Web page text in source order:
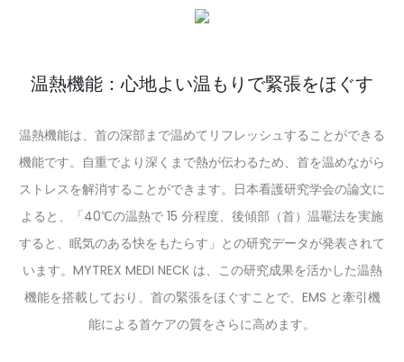
温熱機能：心地よい温もりで緊張をほぐす
温熱機能は、首の深部まで温めてリフレッシュすることができる
機能です。自重でより深くまで熱が伝わるため、首を温めながら
ストレスを解消することができます。日本看護研究学会の論文に
よると、「40℃の温熱で 15 分程度、後傾部（首）温罨法を実施
すると、眠気のある快をもたらす」との研究データが発表されて
います。MYTREX MEDI NECK は、この研究成果を活かした温熱
機能を搭載しており、首の緊張をほぐすことで、EMS と牽引機
能による首ケアの質をさらに高めます。